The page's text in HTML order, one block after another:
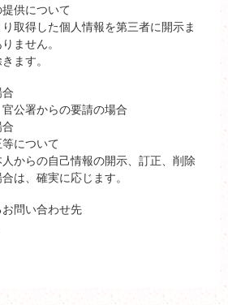
供について
取得した個人情報を第三者に開示ま
ません。
ます。
公署からの要請の場合
について
からの自己情報の開示、訂正、削除
は、確実に応じます。
問い合わせ先